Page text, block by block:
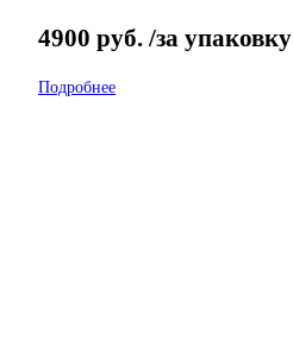
4900 руб. /за упаковку
Подробнее